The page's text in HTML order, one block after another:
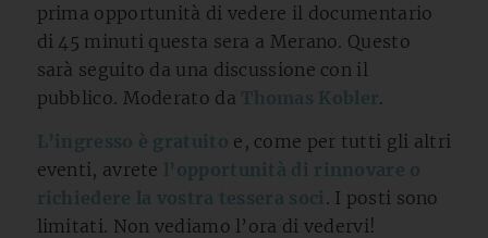
prima opportunità di vedere il documentario
di 45 minuti questa sera a Merano. Questo
sarà seguito da una discussione con il
pubblico. Moderato da Thomas Kobler.
L’ingresso è gratuito e, come per tutti gli altri
eventi, avrete l’opportunità di rinnovare o
richiedere la vostra tessera soci . I posti sono
limitati. Non vediamo l’ora di vedervi!